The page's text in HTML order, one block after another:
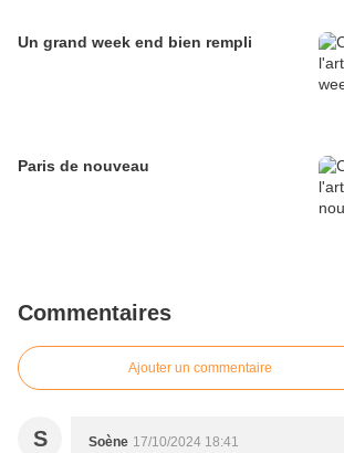
Un grand week end bien rempli
Paris de nouveau
Commentaires
Ajouter un commentaire
S Soène 17/10/2024 18:41